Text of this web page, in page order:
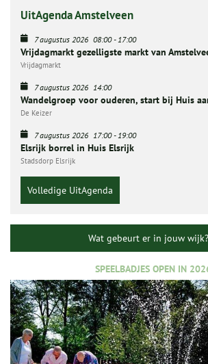
UitAgenda Amstelveen
7 augustus 2026 08:00- 17:00
Vrijdagmarkt gezelligste markt van
Vrijdagmarkt
7 augustus 2026 14:00
Wandelgroep voor ouderen, start bij Huis
De Keizer
7 augustus 2026 17:00- 19:00
Elsrijk borrel in Huis Elsrijk
Stadsdorp Elsrijk
Volledige UitAgenda
Wat gebeurt er in jouw wijk?
SPEELBADJES OPEN IN